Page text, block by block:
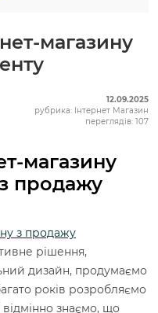
магазину
12.09.2025
рубрика: Інтернет Магазин
переглядів: 107
магазину
продажу
з продажу
рішення,
дизайн, продумаємо
років розробляємо
відмінно знаємо, що